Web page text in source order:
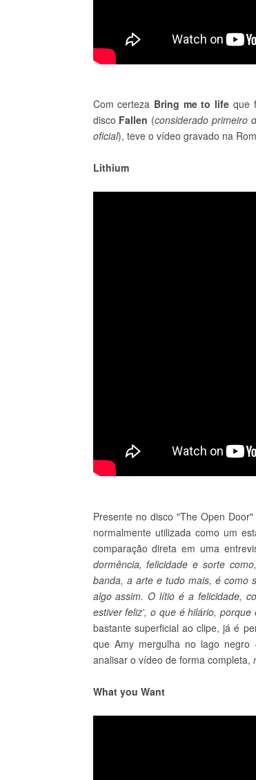
Com certeza Bring me to life que
disco Fallen (considerado primeiro
oficial), teve o vídeo gravado na
Lithium
Presente no disco "The Open
normalmente utilizada como um
comparação direta em uma
dormência, felicidade e sorte
banda, a arte e tudo mais, é como
algo assim. O lítio é a felicidade,
estiver feliz', o que é hilário,
bastante superficial ao clipe, já é
que Amy mergulha no lago negro
analisar o vídeo de forma completa,
What you Want